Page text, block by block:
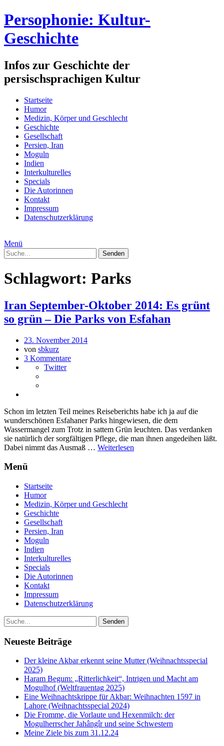
Persophonie: Kultur-
Geschichte
Infos zur Geschichte der
persischsprachigen Kultur
Startseite
Humor
Medizin, Körper und Geschlecht
Geschichte
Gesellschaft
Persien, Iran
Moguln
Indien
Interkulturelles
Specials
Die Autorinnen
Kontakt
Impressum
Datenschutzerklärung
Menü
Schlagwort: Parks
Iran September-Oktober 2014: Es grünt
so grün – Die Parks von Esfahan
23. November 2014
von sbkurz
3 Kommentare
Twitter
Schon im letzten Teil meines Reiseberichts habe ich ja auf die
wunderschönen Esfahaner Parks hingewiesen, die dem
Wassermangel zum Trotz in sattem Grün leuchten. Das verdanken
sie natürlich der sorgfältigen Pflege, die man ihnen angedeihen läßt.
Dabei nimmt das Ausmaß … Weiterlesen
Menü
Startseite
Humor
Medizin, Körper und Geschlecht
Geschichte
Gesellschaft
Persien, Iran
Moguln
Indien
Interkulturelles
Specials
Die Autorinnen
Kontakt
Impressum
Datenschutzerklärung
Neueste Beiträge
Der kleine Akbar erkennt seine Mutter (Weihnachtsspecial
2025)
Haram Begum: „Ritterlichkeit“, Intrigen und Macht am
Mogulhof (Weltfrauentag 2025)
Eine Weihnachtskrippe für Akbar: Weihnachten 1597 in
Lahore (Weihnachtsspecial 2024)
Die Fromme, die Vorlaute und Hexenmilch: der
Mogulherrscher Jahângîr und seine Schwestern
Meine Ziele bis zum 31.12.24